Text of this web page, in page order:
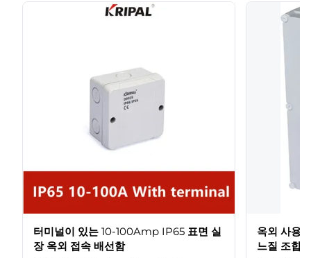
터미널이 있는 10-100Amp IP65 표면 실
장 옥외 접속 배선함
옥외 사용
느질 조합